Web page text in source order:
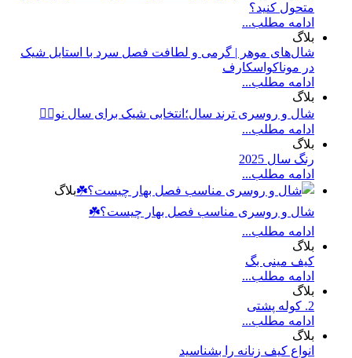
متحول کنید؟
ادامه مطلب...
بلاگ
شال‌های موهر | گرمی و لطافت فصل سرد با استایل شیک
در موناکواسکارف
ادامه مطلب...
بلاگ
شال و روسری ترند سال؛انتخابی شیک برای سال نو❤️‍🔥
ادامه مطلب...
بلاگ
رنگ سال 2025
ادامه مطلب...
بلاگ
شال و روسری مناسب فصل بهار چیست؟☘️
ادامه مطلب...
بلاگ
کیف مینی بگ
ادامه مطلب...
بلاگ
2. کوله پشتی
ادامه مطلب...
بلاگ
انواع کیف زنانه را بشناسید